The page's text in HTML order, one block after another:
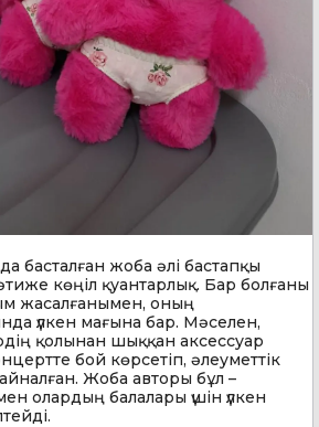
басталған жоба әлі бастапқы
көңіл қуантарлық. Бар болғаны
жасалғанымен, оның
үлкен мағына бар. Мәселен,
қолынан шыққан аксессуар
бой көрсетіп, әлеуметтік
Жоба авторы бұл –
олардың балалары үшін үлкен